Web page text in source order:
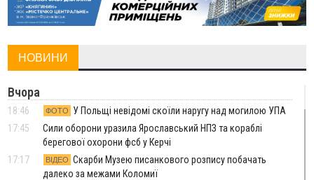
НОВИНИ
Вчора
18:46 ФОТО
У Польщі невідомі скоїли наругу над могилою УПА
17:45
Сили оборони уразила Ярославський НПЗ та кораблі
берегової охорони фсб у Керчі
17:17
ВІДЕО Скарби Музею писанкового розпису побачать
далеко за межами Коломиї